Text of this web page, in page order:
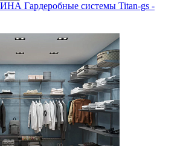
Гардеробные системы Titan-gs -